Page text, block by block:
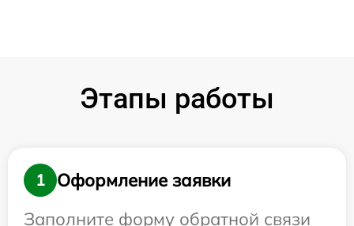
Этапы работы
1
Оформление заявки
Заполните форму обратной связи